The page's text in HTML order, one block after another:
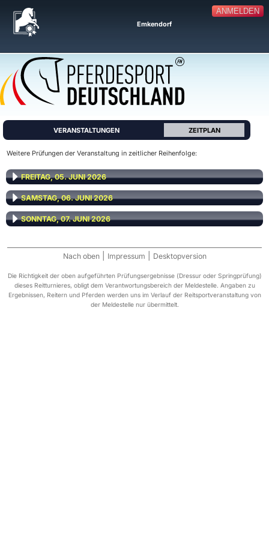
ANMELDEN
Emkendorf
VERANSTALTUNGEN ZEITPLAN
Weitere Prüfungen der Veranstaltung in zeitlicher Reihenfolge:
FREITAG, 05. JUNI 2026
SAMSTAG, 06. JUNI 2026
SONNTAG, 07. JUNI 2026
Nach oben Impressum Desktopversion
Die Richtigkeit der oben aufgeführten Prüfungsergebnisse (Dressur oder Springprüfung)
dieses Reitturnieres, obligt dem Verantwortungsbereich der Meldestelle. Angaben zu
Ergebnissen, Reitern und Pferden werden uns im Verlauf der Reitsportveranstaltung von
der Meldestelle nur übermittelt.